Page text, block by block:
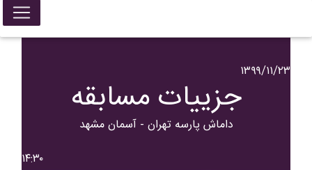
۱۳۹۹/۱۱/۲۳
جزییات مسابقه
داماش پارسه تهران - آسمان مشهد
۱۴:۳۰